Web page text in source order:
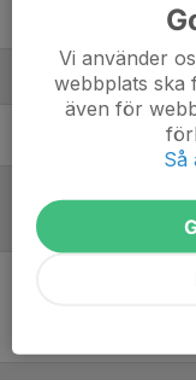
Ledare
Mats
Referat
Vi använder
webbplats ska
även för
Så